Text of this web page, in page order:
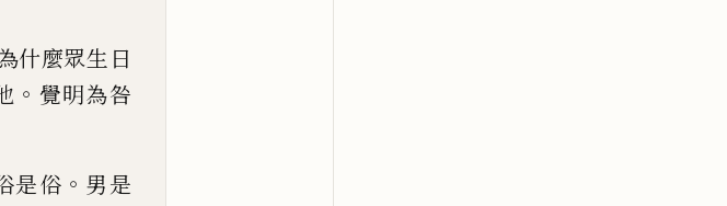
什麼眾生日
。 覺明為咎
是俗 。 男是